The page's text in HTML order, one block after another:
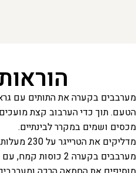
הטעם. תוך כדי הערבוב קצת
מכסים ושמים במקרר לבינתיים.
מדליקים את הטרייגר על 230 מעלות, וממתינים שהטמפרטורה תעלה.
מערבבים בקערה 2